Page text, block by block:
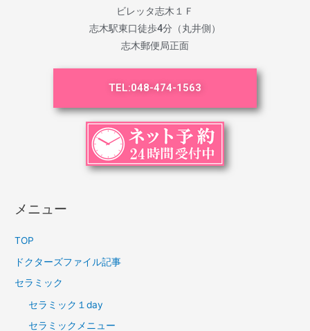
ビレッタ志木１Ｆ
志木駅東口徒歩4分（丸井側）
志木郵便局正面
TEL:048-474-1563
メニュー
TOP
ドクターズファイル記事
セラミック
セラミック１day
セラミックメニュー